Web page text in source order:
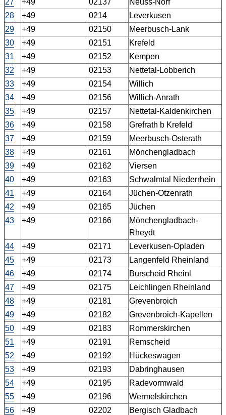
27
+49 02137
Neuss-Norf
28
+49 0214
Leverkusen
29
+49 02150
Meerbusch-Lank
30
+49 02151
Krefeld
31
+49 02152
Kempen
32
+49 02153
Nettetal-Lobberich
33
+49 02154
Willich
34
+49 02156
Willich-Anrath
35
+49 02157
Nettetal-Kaldenkirchen
36
+49 02158
Grefrath b Krefeld
37
+49 02159
Meerbusch-Osterath
38
+49 02161
Mönchengladbach
39
+49 02162
Viersen
40
+49 02163
Schwalmtal Niederrhein
41
+49 02164
Jüchen-Otzenrath
42
+49 02165
Jüchen
43
+49 02166
Mönchengladbach-
Rheydt
44
+49 02171
Leverkusen-Opladen
45
+49 02173
Langenfeld Rheinland
46
+49 02174
Burscheid Rheinl
47
+49 02175
Leichlingen Rheinland
48
+49 02181
Grevenbroich
49
+49 02182
Grevenbroich-Kapellen
50
+49 02183
Rommerskirchen
51
+49 02191
Remscheid
52
+49 02192
Hückeswagen
53
+49 02193
Dabringhausen
54
+49 02195
Radevormwald
55
+49 02196
Wermelskirchen
56
+49 02202
Bergisch Gladbach